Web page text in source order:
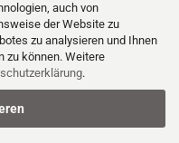
auch von
der Website zu
zu analysieren und Ihnen
zu können. Weitere
.